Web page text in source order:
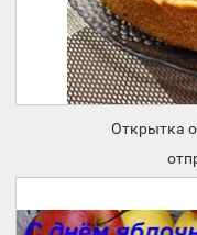
Открытка